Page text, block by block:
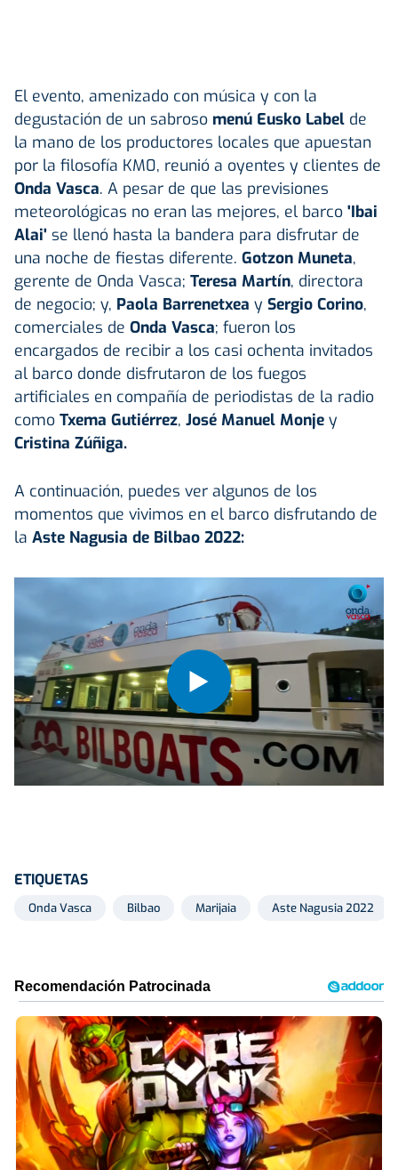
El evento, amenizado con música y con la
degustación de un sabroso menú Eusko Label de
la mano de los productores locales que apuestan
por la filosofía KM0, reunió a oyentes y clientes de
Onda Vasca. A pesar de que las previsiones
meteorológicas no eran las mejores, el barco 'Ibai
Alai' se llenó hasta la bandera para disfrutar de
una noche de fiestas diferente. Gotzon Muneta,
gerente de Onda Vasca; Teresa Martín, directora
de negocio; y, Paola Barrenetxea y Sergio Corino,
comerciales de Onda Vasca; fueron los
encargados de recibir a los casi ochenta invitados
al barco donde disfrutaron de los fuegos
artificiales en compañía de periodistas de la radio
como Txema Gutiérrez, José Manuel Monje y
Cristina Zúñiga.
A continuación, puedes ver algunos de los
momentos que vivimos en el barco disfrutando de
la Aste Nagusia de Bilbao 2022:
ETIQUETAS
Onda Vasca Bilbao Marijaia Aste Nagusia 2022